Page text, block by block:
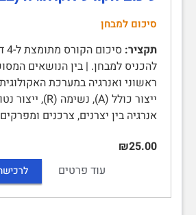
סיכום למבחן
תקציר:
ראשוני ואנרגיה במערכת
אנרגיה בין יצרנים, צרכנים
₪25.00
עוד פרטים